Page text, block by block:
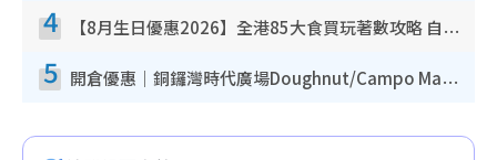
4 【8月生日優惠2026】全港85大食買玩著數攻略 自助餐/火鍋放題同行免費＋誠品/DONKI送現金券
5 開倉優惠｜銅鑼灣時代廣場Doughnut/Campo Marzio開倉低至1折！背囊、書包、手袋劈價$200起